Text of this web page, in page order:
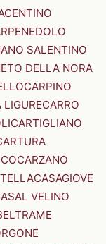
SALENTINO
DELLA NORA
CARPINO
LIGURECARRO
CARTIGLIANO
CARZANO
CASAGIOVE
VELINO